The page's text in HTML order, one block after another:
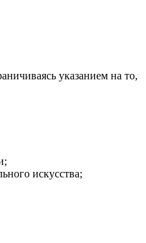
указанием на то,
искусства;